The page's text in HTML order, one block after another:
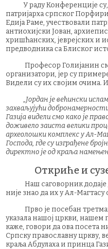
У раду Конференције су,
патријарха српског
Едија Раме, учествовали
антиохијски Јован,
хришћанских, јеврејских и
предводника са Блиског
Професор Голијанин
организатори, јер су
Видели су их својим очима.
„Јордан је већински
захваљујући
Газија видели смо како је
доживело заиста велики
археолошки комплекс у Ал-
Господа, где су изграђене
директно је од краља
Откриће и
Наш саговорник додаје
није знао да их у Ал-Магтасу
Прво је посебан третман
указала нашој цркви, нашем
каже, говори да ова посета
Српску православну цркву,
краља Абдулаха и принца